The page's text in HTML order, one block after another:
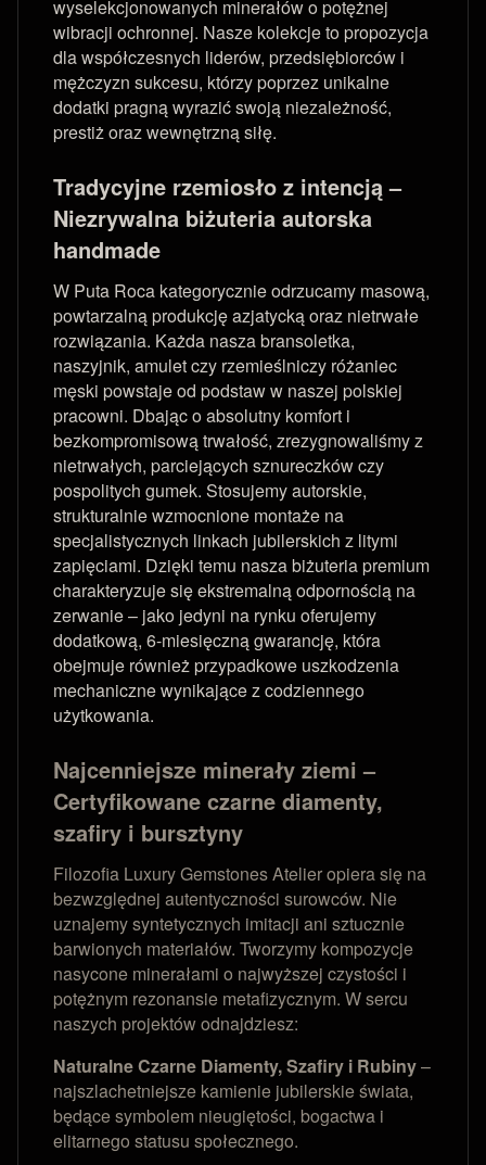
wyselekcjonowanych minerałów o potężnej
wibracji ochronnej. Nasze kolekcje to propozycja
dla współczesnych liderów, przedsiębiorców i
mężczyzn sukcesu, którzy poprzez unikalne
dodatki pragną wyrazić swoją niezależność,
prestiż oraz wewnętrzną siłę.
Tradycyjne rzemiosło z intencją –
Niezrywalna biżuteria autorska
handmade
W Puta Roca kategorycznie odrzucamy masową,
powtarzalną produkcję azjatycką oraz nietrwałe
rozwiązania. Każda nasza bransoletka,
naszyjnik, amulet czy rzemieślniczy różaniec
męski powstaje od podstaw w naszej polskiej
pracowni. Dbając o absolutny komfort i
bezkompromisową trwałość, zrezygnowaliśmy z
nietrwałych, parciejących sznureczków czy
pospolitych gumek. Stosujemy autorskie,
strukturalnie wzmocnione montaże na
specjalistycznych linkach jubilerskich z litymi
zapięciami. Dzięki temu nasza biżuteria premium
charakteryzuje się ekstremalną odpornością na
zerwanie – jako jedyni na rynku oferujemy
dodatkową, 6-miesięczną gwarancję, która
obejmuje również przypadkowe uszkodzenia
mechaniczne wynikające z codziennego
użytkowania.
Najcenniejsze minerały ziemi –
Certyfikowane czarne diamenty,
szafiry i bursztyny
Filozofia Luxury Gemstones Atelier opiera się na
bezwzględnej autentyczności surowców. Nie
uznajemy syntetycznych imitacji ani sztucznie
barwionych materiałów. Tworzymy kompozycje
nasycone minerałami o najwyższej czystości i
potężnym rezonansie metafizycznym. W sercu
naszych projektów odnajdziesz:
Naturalne Czarne Diamenty, Szafiry i Rubiny–
najszlachetniejsze kamienie jubilerskie świata,
będące symbolem nieugiętości, bogactwa i
elitarnego statusu społecznego.